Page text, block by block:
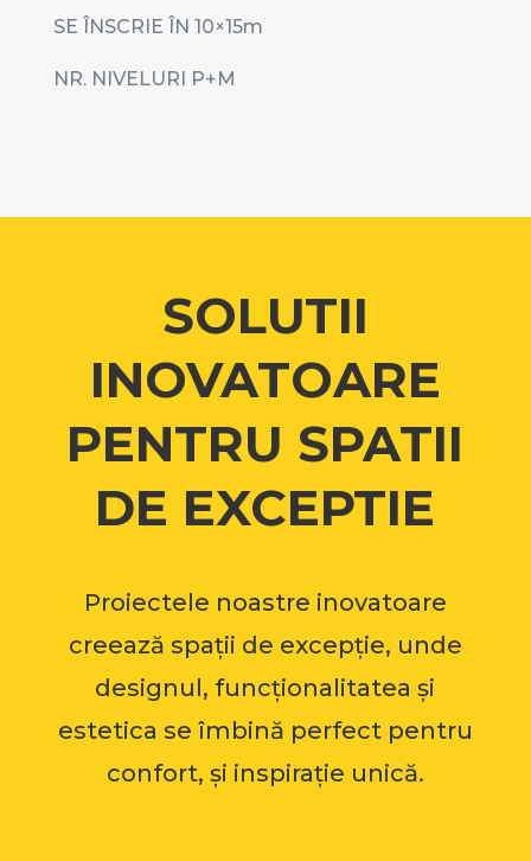
SE ÎNSCRIE ÎN 10×15m
NR. NIVELURI P+M
SOLUTII
INOVATOARE
PENTRU SPATII
DE EXCEPTIE
Proiectele noastre inovatoare
creează spații de excepție, unde
designul, funcționalitatea și
estetica se îmbină perfect pentru
confort, și inspirație unică.